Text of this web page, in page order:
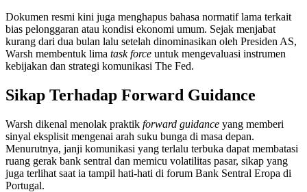
Dokumen resmi kini juga menghapus bahasa normatif lama terkait
bias pelonggaran atau kondisi ekonomi umum. Sejak menjabat
kurang dari dua bulan lalu setelah dinominasikan oleh Presiden AS,
Warsh membentuk lima task force untuk mengevaluasi instrumen
kebijakan dan strategi komunikasi The Fed.
Sikap Terhadap Forward Guidance
Warsh dikenal menolak praktik forward guidance yang memberi
sinyal eksplisit mengenai arah suku bunga di masa depan.
Menurutnya, janji komunikasi yang terlalu terbuka dapat membatasi
ruang gerak bank sentral dan memicu volatilitas pasar, sikap yang
juga terlihat saat ia tampil hati-hati di forum Bank Sentral Eropa di
Portugal.